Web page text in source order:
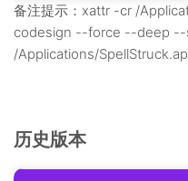
备注提示：xattr -cr /
codesign --force --deep
/Applications/
历史版本